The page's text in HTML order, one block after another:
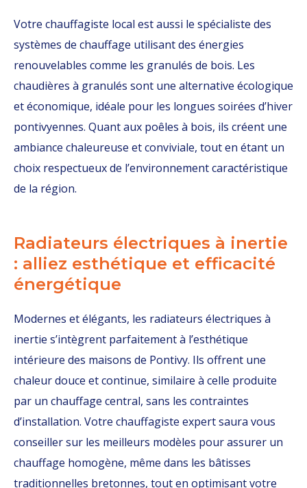
Votre chauffagiste local est aussi le spécialiste des
systèmes de chauffage utilisant des énergies
renouvelables comme les granulés de bois. Les
chaudières à granulés sont une alternative écologique
et économique, idéale pour les longues soirées d’hiver
pontivyennes. Quant aux poêles à bois, ils créent une
ambiance chaleureuse et conviviale, tout en étant un
choix respectueux de l’environnement caractéristique
de la région.
Radiateurs électriques à inertie
: alliez esthétique et efficacité
énergétique
Modernes et élégants, les radiateurs électriques à
inertie s’intègrent parfaitement à l’esthétique
intérieure des maisons de Pontivy. Ils offrent une
chaleur douce et continue, similaire à celle produite
par un chauffage central, sans les contraintes
d’installation. Votre chauffagiste expert saura vous
conseiller sur les meilleurs modèles pour assurer un
chauffage homogène, même dans les bâtisses
traditionnelles bretonnes, tout en optimisant votre